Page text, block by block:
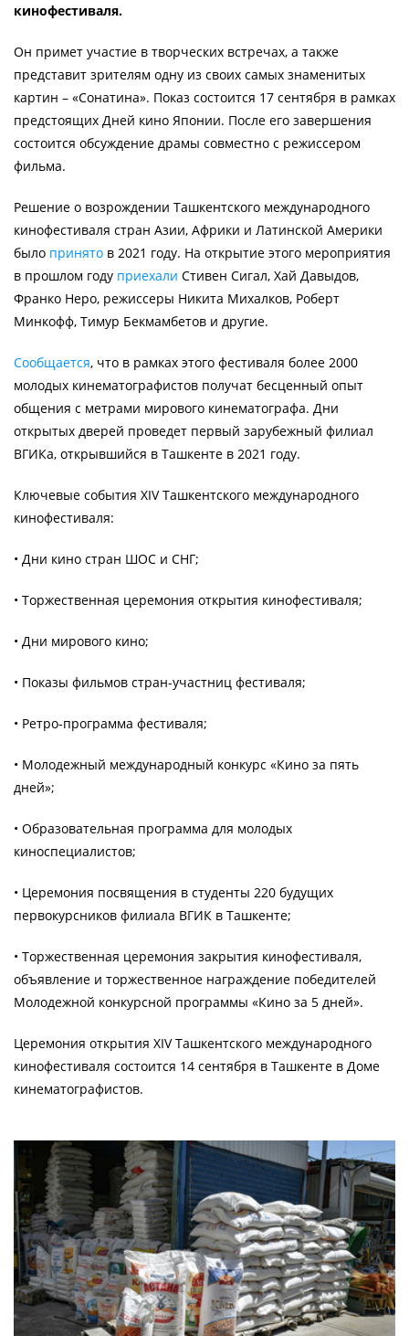
кинофестиваля.
Он примет участие в творческих встречах, а также
представит зрителям одну из своих самых знаменитых
картин – «Сонатина». Показ состоится 17 сентября в рамках
предстоящих Дней кино Японии. После его завершения
состоится обсуждение драмы совместно с режиссером
фильма.
Решение о возрождении Ташкентского международного
кинофестиваля стран Азии, Африки и Латинской Америки
было принято в 2021 году. На открытие этого мероприятия
в прошлом году приехали Стивен Сигал, Хай Давыдов,
Франко Неро, режиссеры Никита Михалков, Роберт
Минкофф, Тимур Бекмамбетов и другие.
Сообщается, что в рамках этого фестиваля более 2000
молодых кинематографистов получат бесценный опыт
общения с метрами мирового кинематографа. Дни
открытых дверей проведет первый зарубежный филиал
ВГИКа, открывшийся в Ташкенте в 2021 году.
Ключевые события XIV Ташкентского международного
кинофестиваля:
• Дни кино стран ШОС и СНГ;
• Торжественная церемония открытия кинофестиваля;
• Дни мирового кино;
• Показы фильмов стран-участниц фестиваля;
• Ретро-программа фестиваля;
• Молодежный международный конкурс «Кино за пять
дней»;
• Образовательная программа для молодых
киноспециалистов;
• Церемония посвящения в студенты 220 будущих
первокурсников филиала ВГИК в Ташкенте;
• Торжественная церемония закрытия кинофестиваля,
объявление и торжественное награждение победителей
Молодежной конкурсной программы «Кино за 5 дней».
Церемония открытия XIV Ташкентского международного
кинофестиваля состоится 14 сентября в Ташкенте в Доме
кинематографистов.